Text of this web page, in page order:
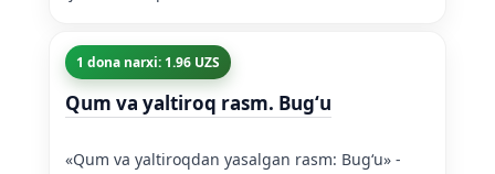
1 dona narxi: 1.96 UZS
Qum va yaltiroq rasm. Bugʻu
«Qum va yaltiroqdan yasalgan rasm: Bugʻu» -